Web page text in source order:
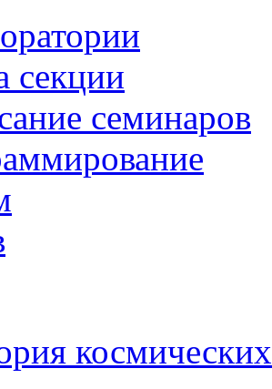
секции
семинаров